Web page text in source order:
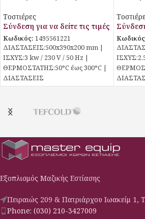
Τοστιέρες
Σύνδεση για να δείτε τις τιμές
Κωδικός: 1495561221
ΔΙΑΣΤΑΣΕΙΣ:500x390x200 mm |
ΙΣΧΥΣ:3 kw / 230 V / 50 Hz |
ΘΕΡΜΟΣΤΑΤΗΣ:50°C έως 300°C |
ΔΙΑΣΤΑΣΕΙΣ
ΕΠΙΦΑΝΕΙΑΣ:490×300 mm |
Εξοπλισμός Μαζικής Εστίασης
Πειραιώς 209 & Πατριάρχου Ιωακείμ
Phone: (030) 210-3427009